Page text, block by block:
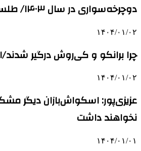
دوچرخه‌سواری در سال ۱۴۰۳/ طلسم باطل شد!
۱۴۰۴/۰۱/۰۲
چرا برانکو و کی‌روش درگیر
۱۴۰۴/۰۱/۰۲
عزیزی‌پور: اسکواش‌بازان دیگر
نخواهند داشت
۱۴۰۴/۰۱/۰۱